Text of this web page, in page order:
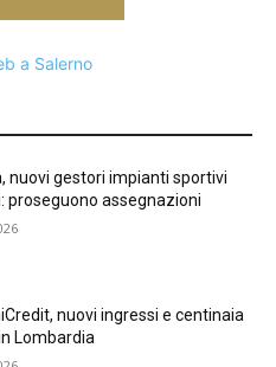
nuovi gestori impianti sportivi
proseguono assegnazioni
nuovi ingressi e centinaia
Lombardia